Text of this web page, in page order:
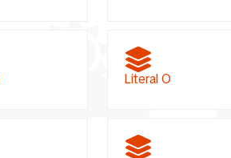
Literal O